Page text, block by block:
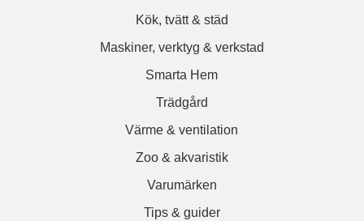
Kök, tvätt & städ
Maskiner, verktyg & verkstad
Smarta Hem
Trädgård
Värme & ventilation
Zoo & akvaristik
Varumärken
Tips & guider